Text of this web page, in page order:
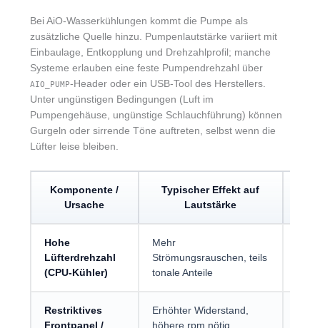
Bei AiO-Wasserkühlungen kommt die Pumpe als
zusätzliche Quelle hinzu. Pumpenlautstärke variiert mit
Einbaulage, Entkopplung und Drehzahlprofil; manche
Systeme erlauben eine feste Pumpendrehzahl über
AIO_PUMP-Header oder ein USB-Tool des Herstellers.
Unter ungünstigen Bedingungen (Luft im
Pumpengehäuse, ungünstige Schlauchführung) können
Gurgeln oder sirrende Töne auftreten, selbst wenn die
Lüfter leise bleiben.
Komponente /
Ursache
Typischer Effekt auf
Lautstärke
Hohe
Lüfterdrehzahl
(CPU-Kühler)
Mehr
Strömungsrauschen, teils
tonale Anteile
Restriktives
Frontpanel /
Erhöhter Widerstand,
höhere rpm nötig